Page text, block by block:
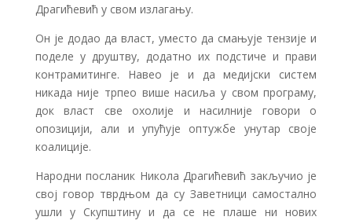
Драгићевић у свом излагању.
Он је додао да власт, уместо да смањује тензије и
поделе у друштву, додатно их подстиче и прави
контрамитинге. Навео је и да медијски систем
никада није трпео више насиља у свом програму,
док власт све охолије и насилније говори о
опозицији, али и упућује оптужбе унутар своје
коалиције.
Народни посланик Никола Драгићевић закључио је
свој говор тврдњом да су Заветници самостално
ушли у Скупштину и да се не плаше ни нових